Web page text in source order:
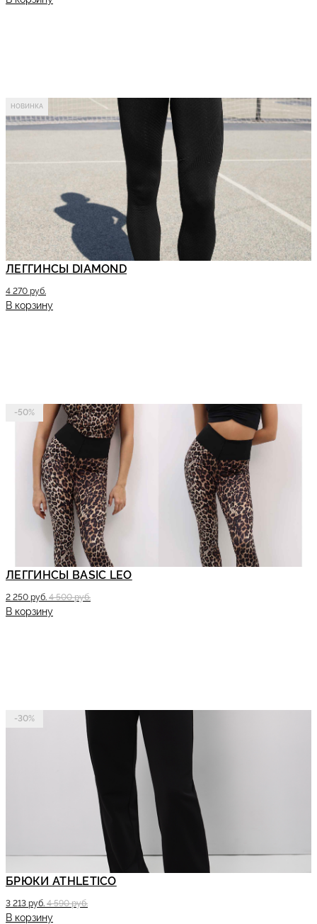
НОВИНКА
ЛЕГГИНСЫ DIAMOND
4 270 руб.
В корзину
-50%
ЛЕГГИНСЫ BASIC LEO
2 250 руб. 4 500 руб.
В корзину
-30%
БРЮКИ ATHLETICO
3 213 руб. 4 590 руб.
В корзину